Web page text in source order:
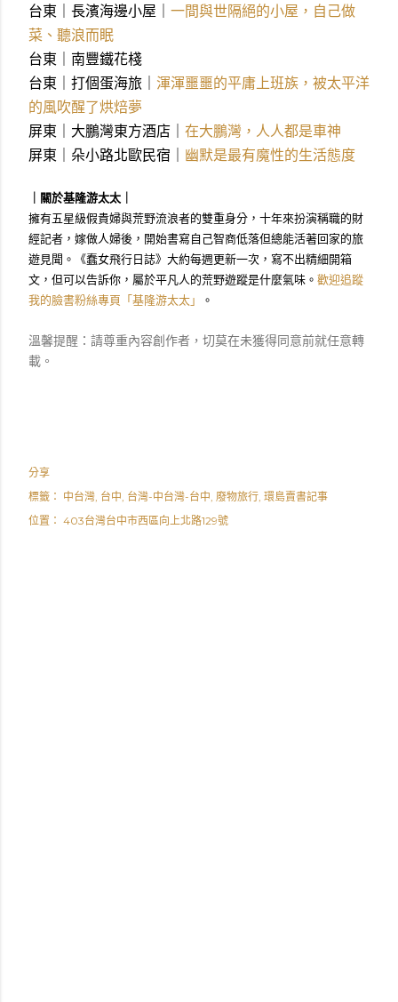
台東｜長濱海邊小屋｜ 一間與世隔絕的小屋，自己做
菜、聽浪而眠
台東｜南豐鐵花棧
台東｜打個蛋海旅｜ 渾渾噩噩的平庸上班族，被太平洋
的風吹醒了烘焙夢
屏東｜大鵬灣東方酒店｜ 在大鵬灣，人人都是車神
屏東｜朵小路北歐民宿｜
幽默是最有魔性的生活態度
｜關於基隆游太太｜
擁有五星級假貴婦與荒野流浪者的雙重身分，十年來扮演稱職的財
經記者，嫁做人婦後，開始書寫自己智商低落但總能活著回家的旅
遊見聞。《蠢女飛行日誌》大約每週更新一次，寫不出精細開箱
文，但可以告訴你，屬於平凡人的荒野遊蹤是什麼氣味。 歡迎追蹤
我的臉書粉絲專頁「基隆游太太」
。
溫馨提醒：請尊重內容創作者，切莫在未獲得同意前就任意轉
載。
分享
標籤： 中台灣 台中 台灣-中台灣-台中 廢物旅行 環島賣書記事
位置： 403台灣台中市西區向上北路129號